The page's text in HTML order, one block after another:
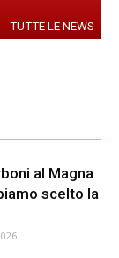
TUTTE LE NEWS
al Magna
scelto la